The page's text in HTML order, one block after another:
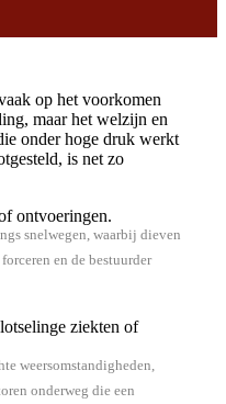
op het voorkomen
maar het welzijn en
onder hoge druk werkt
is net zo
ontvoeringen.
snelwegen, waarbij dieven
en de bestuurder
ziekten of
weersomstandigheden,
onderweg die een